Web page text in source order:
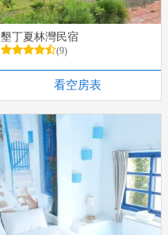
墾丁夏林灣民宿
(9)
看空房表